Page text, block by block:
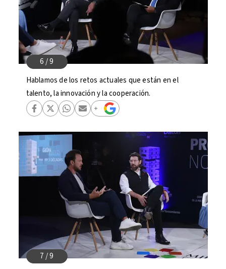
Hablamos de los retos actuales que están en el
talento, la innovación y la cooperación.